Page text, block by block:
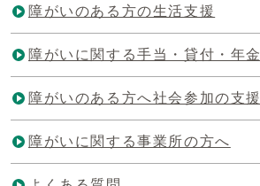
障がいのある方の生活支援
障がいに関する手当・貸付・年金
障がいのある方へ社会参加の支援
障がいに関する事業所の方へ